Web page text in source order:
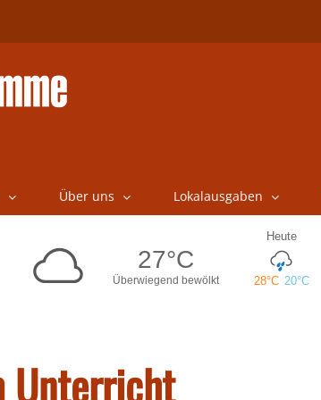
Über uns Lokalausgaben
Unterricht